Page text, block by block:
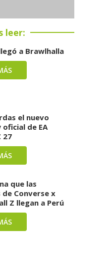
leer:
a Brawlhalla
el nuevo
oficial de EA
27
que las
Converse x
Z llegan a Perú